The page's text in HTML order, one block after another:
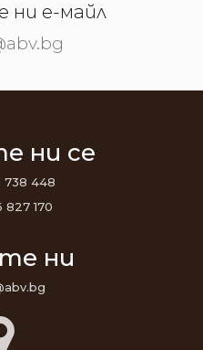
ни е-майл
ни се
738 448
827 170
ни